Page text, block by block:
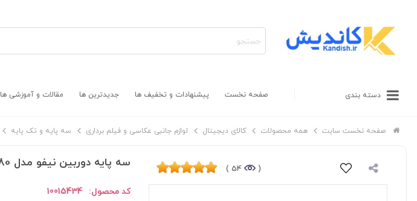
دسته بندی صفحه نخست پیشنهادات و تخفیف ها جدیدترین ها مقالات و آموزشی ها
صفحه نخست سایت همه محصولات کالای دیجیتال لوازم جانبی عکاسی و فیلم برداری سه پایه و تک پایه
(
54 ) سه پایه دوربین نیفو مدل NP-680
کد محصول: 10015434